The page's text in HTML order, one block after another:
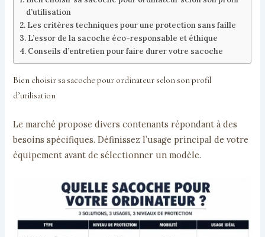
d’utilisation
Les critères techniques pour une protection sans faille
L’essor de la sacoche éco-responsable et éthique
Conseils d’entretien pour faire durer votre sacoche
Bien choisir sa sacoche pour ordinateur selon son profil
d’utilisation
Le marché propose divers contenants répondant à des
besoins spécifiques. Définissez l’usage principal de votre
équipement avant de sélectionner un modèle.